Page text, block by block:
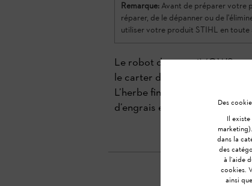
Remarque: Avant de préparer votre
réparer, de le dépanner ou de
utiliser votre produit STIHL en toute
Le robot de tonte iMOW® est
le carter du plateau de coupe.
L’herbe finement hachée
d’engrais est nettementDes
Il
dans la
des
à l'aide
cookies.
ainsi